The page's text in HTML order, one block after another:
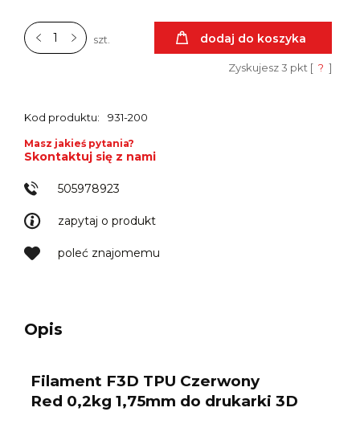
szt. dodaj do koszyka
Zyskujesz3 pkt [ ? ]
Kod produktu: 931-200
zapytaj o produkt
poleć znajomemu
Masz jakieś pytania?
Skontaktuj się z nami
505978923
Opis
Filament F3D TPU Czerwony
Red 0,2kg 1,75mm do drukarki 3D